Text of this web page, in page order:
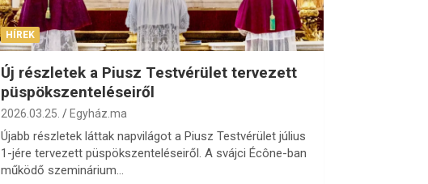
HÍREK
Új részletek a Piusz Testvérület tervezett
püspökszenteléseiről
2026.03.25. Egyház.ma
Újabb részletek láttak napvilágot a Piusz Testvérület július
1-jére tervezett püspökszenteléseiről. A svájci Écône-ban
működő szeminárium…